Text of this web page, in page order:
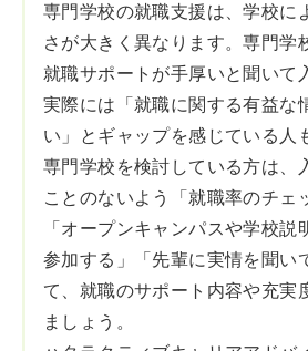
専門学校の就職支援は、学校に
さが大きく異なります。専門学
就職サポートが手厚いと聞いて
実際には「就職に関する有益な
い」とギャップを感じている人
専門学校を検討している方は、
ことのないよう「就職率のチェ
「オープンキャンパスや学校説
参加する」「先輩に実情を聞い
て、就職のサポート内容や充実
ましょう。